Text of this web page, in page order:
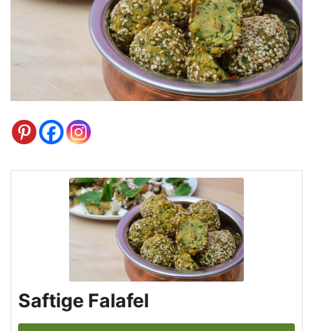
Saftige Falafel